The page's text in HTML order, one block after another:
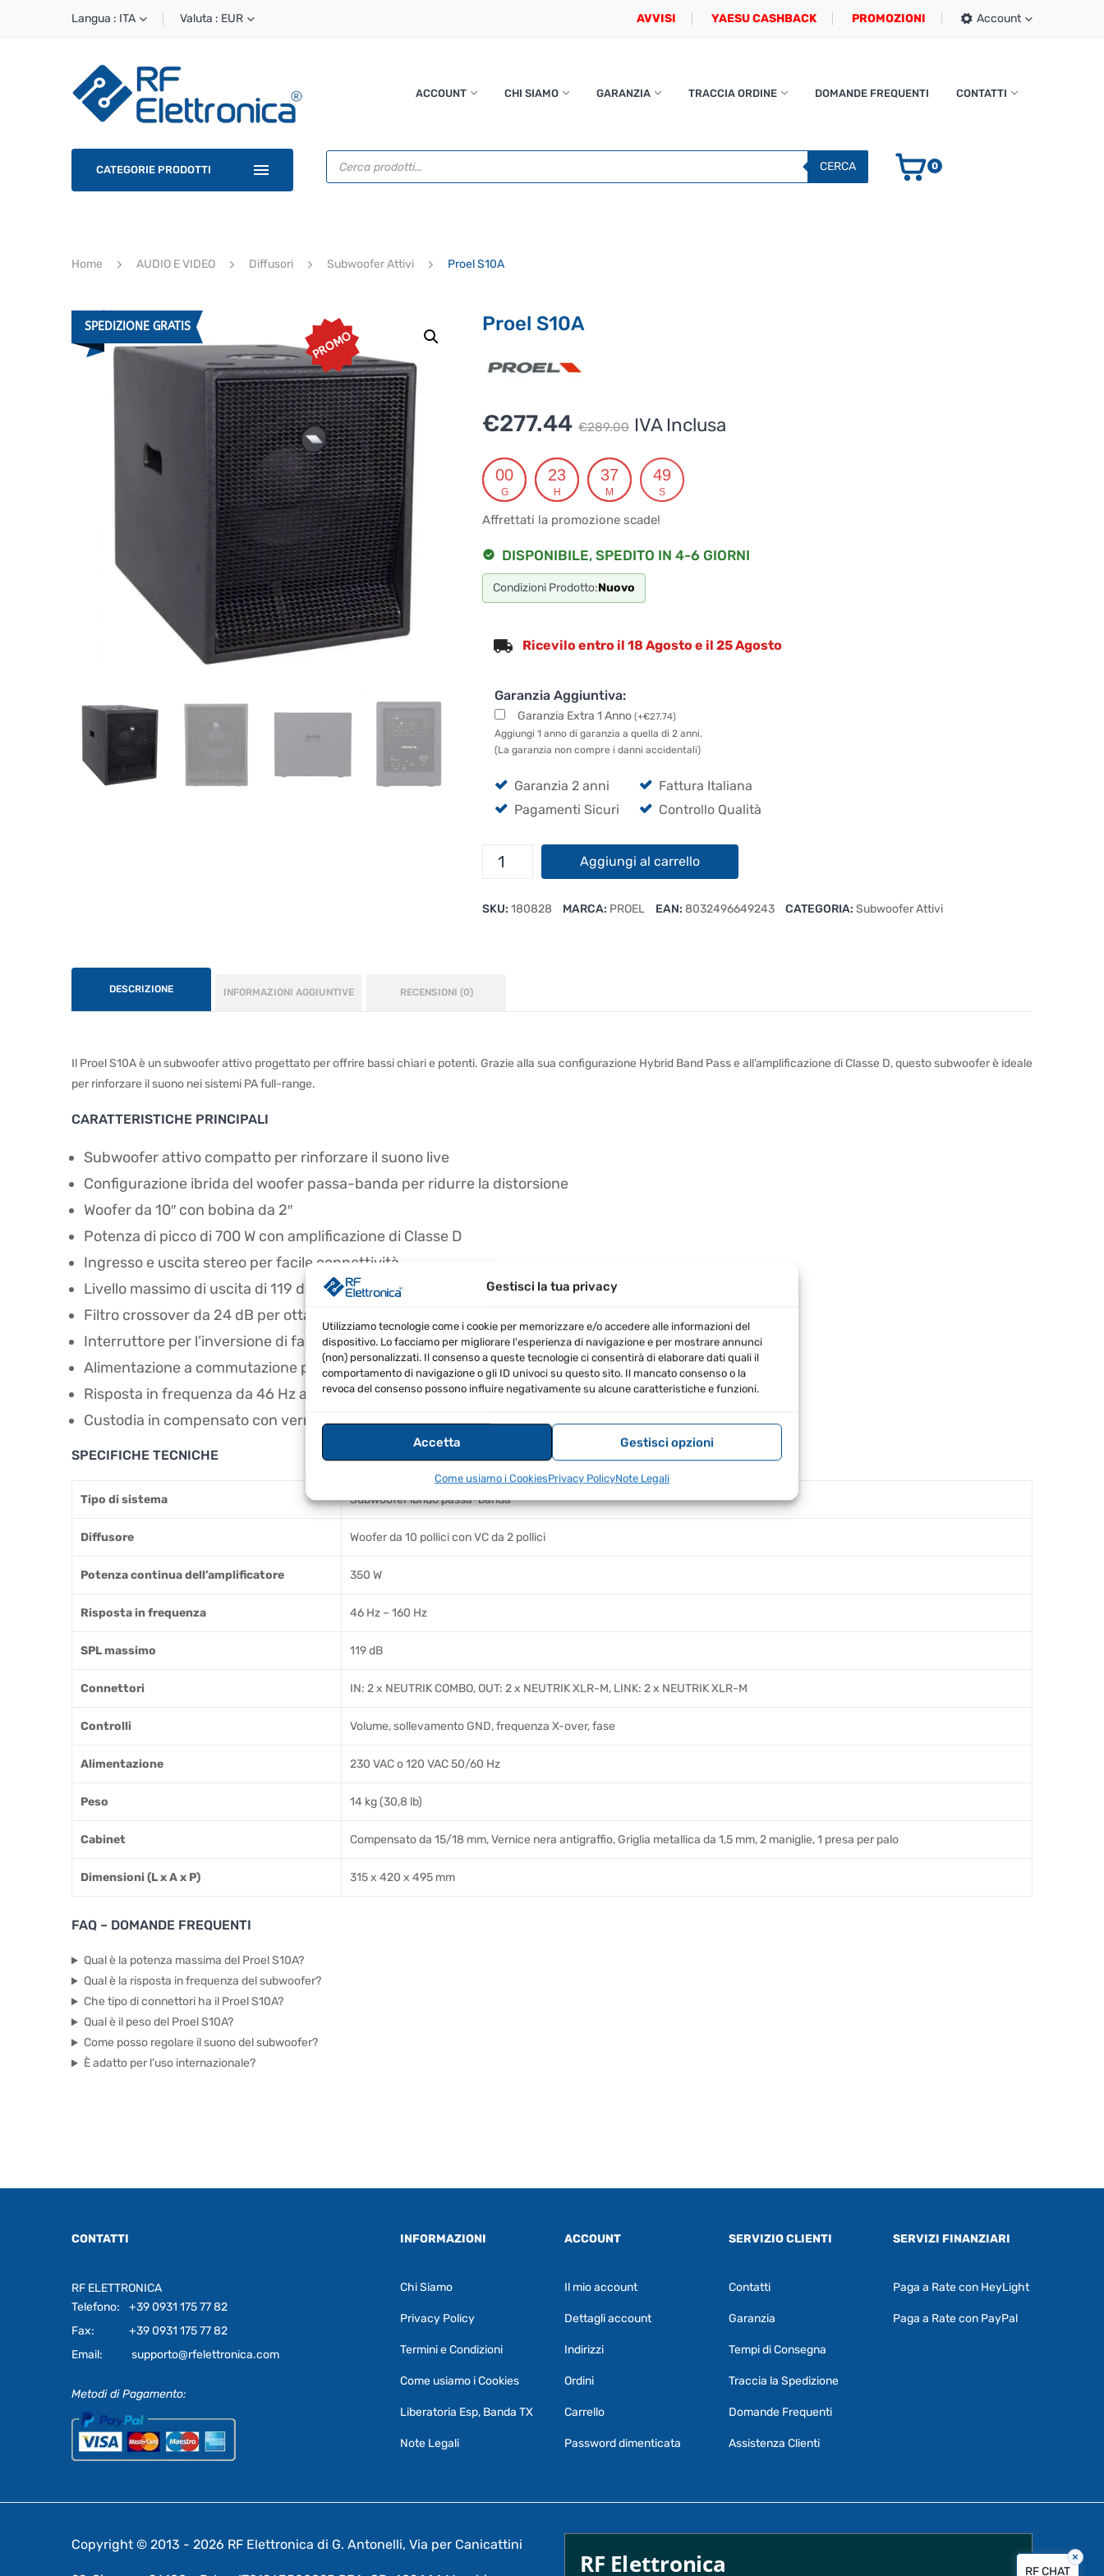
Gestisci la tua privacy
Utilizziamo tecnologie come i cookie per memorizzare e/o accedere alle informazioni del
dispositivo. Lo facciamo per migliorare l'esperienza di navigazione e per mostrare annunci
(non) personalizzati. Il consenso a queste tecnologie ci consentirà di elaborare dati quali il
comportamento di navigazione o gli ID univoci su questo sito. Il mancato consenso o la
revoca del consenso possono influire negativamente su alcune caratteristiche e funzioni.
Accetta Gestisci opzioni
Come usiamo i CookiesPrivacy PolicyNote Legali
Langua : ITA Valuta : EUR AVVISI YAESU CASHBACK PROMOZIONI Account
ACCOUNT CHI SIAMO GARANZIA TRACCIA ORDINE DOMANDE FREQUENTI CONTATTI
CATEGORIE PRODOTTI
Ricerca
prodotti
CERCA 0
Home AUDIO E VIDEO Diffusori Subwoofer Attivi Proel S10A
SPEDIZIONE GRATIS
PROMO
Proel S10A
€289.00 Il
originale
era:
€289.00.
€277.44
Il
attuale
è:
€277.44.
IVA Inclusa
00
G
23
H
37
M
48
S
Affrettati la promozione scade!
DISPONIBILE, SPEDITO IN 4-6 GIORNI
Condizioni Prodotto:Nuovo
Ricevilo entro il 18 Agosto e il 25 Agosto
Garanzia Aggiuntiva:
Garanzia Extra 1 Anno (+€27.74)
Aggiungi 1 anno di garanzia a quella di 2 anni.
(La garanzia non compre i danni accidentali)
Garanzia 2 anni
Fattura Italiana
Pagamenti Sicuri
Controllo Qualità
Proel
Aggiungi al carrello
SKU: 180828 MARCA: PROEL EAN: 8032496649243 CATEGORIA: Subwoofer Attivi
DESCRIZIONE INFORMAZIONI AGGIUNTIVE RECENSIONI (0)
Il Proel S10A è un subwoofer attivo progettato per offrire bassi chiari e potenti. Grazie alla sua configurazione Hybrid Band Pass e all’amplificazione di Classe D, questo subwoofer è ideale
per rinforzare il suono nei sistemi PA full-range.
CARATTERISTICHE PRINCIPALI
Subwoofer attivo compatto per rinforzare il suono live
Configurazione ibrida del woofer passa-banda per ridurre la distorsione
Woofer da 10″ con bobina da 2″
Potenza di picco di 700 W con amplificazione di Classe D
Ingresso e uscita stereo per facile connettività
Livello massimo di uscita di 119 dB SPL
Filtro crossover da 24 dB per ottava
Interruttore per l’inversione di fase
Alimentazione a commutazione per uso internazionale
Risposta in frequenza da 46 Hz a 160 Hz
Custodia in compensato con verniciatura in poliuretano
SPECIFICHE TECNICHE
Tipo di sistema Subwoofer ibrido passa-banda
Diffusore Woofer da 10 pollici con VC da 2 pollici
Potenza continua dell’amplificatore 350 W
Risposta in frequenza 46 Hz – 160 Hz
SPL massimo 119 dB
Connettori IN: 2 x NEUTRIK COMBO, OUT: 2 x NEUTRIK XLR-M, LINK: 2 x NEUTRIK XLR-M
Controlli Volume, sollevamento GND, frequenza X-over, fase
Alimentazione 230 VAC o 120 VAC 50/60 Hz
Peso 14 kg (30,8 lb)
Cabinet Compensato da 15/18 mm, Vernice nera antigraffio, Griglia metallica da 1,5 mm, 2 maniglie, 1 presa per palo
Dimensioni (L x A x P) 315 x 420 x 495 mm
FAQ – DOMANDE FREQUENTI
Qual è la potenza massima del Proel S10A?
Qual è la risposta in frequenza del subwoofer?
Che tipo di connettori ha il Proel S10A?
Qual è il peso del Proel S10A?
Come posso regolare il suono del subwoofer?
È adatto per l’uso internazionale?
CONTATTI
RF ELETTRONICA
Telefono:
+39 0931 175 77 82
Fax:
+39 0931 175 77 82
Email:
supporto@rfelettronica.com
Metodi di Pagamento:
INFORMAZIONI
Chi Siamo
Privacy Policy
Termini e Condizioni
Come usiamo i Cookies
Liberatoria Esp, Banda TX
Note Legali
ACCOUNT
Il mio account
Dettagli account
Indirizzi
Ordini
Carrello
Password dimenticata
SERVIZIO CLIENTI
Contatti
Garanzia
Tempi di Consegna
Traccia la Spedizione
Domande Frequenti
Assistenza Clienti
SERVIZI FINANZIARI
Paga a Rate con HeyLight
Paga a Rate con PayPal
Copyright © 2013 - 2026 RF Elettronica di G. Antonelli, Via per Canicattini
RF Elettronica
RF Assist
Puoi chiedermi informazioni generali o
specifiche su certi prodotti.
prodotto
RF CHAT
×